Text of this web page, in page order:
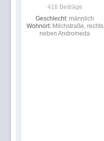
416 Beiträge
Geschlecht: männlich
Wohnort: Milchstraße, rechts
neben Andromeda